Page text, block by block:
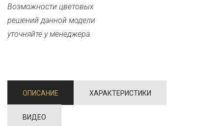
Возможности цветовых
решений данной модели
уточняйте у менеджера.
ОПИСАНИЕ ХАРАКТЕРИСТИКИ
ВИДЕО